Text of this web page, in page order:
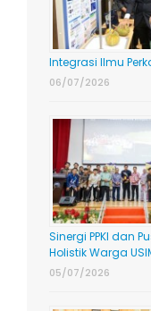
Integrasi Ilmu
06/07/2026
Sinergi PPKI dan
Holistik Warga
05/07/2026